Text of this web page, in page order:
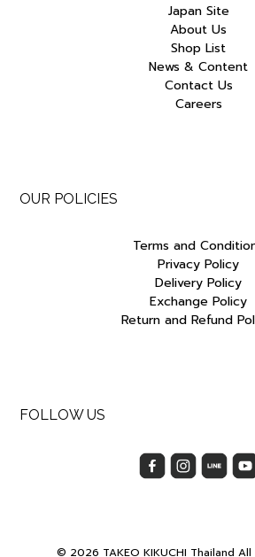
Japan Site
About Us
Shop List
News & Content
Contact Us
Careers
OUR POLICIES
Terms and
Privacy Policy
Delivery Policy
Exchange Policy
Return and Refund
FOLLOW US
© 2026 TAKEO KIKUCHI Thailand